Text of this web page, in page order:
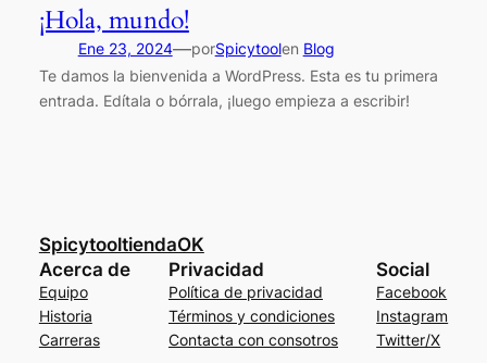
¡Hola, mundo!
Ene 23, 2024—porSpicytoolen Blog
Te damos la bienvenida a WordPress. Esta es tu primera
entrada. Edítala o bórrala, ¡luego empieza a escribir!
SpicytooltiendaOK
Acerca de
Equipo
Historia
Carreras
Privacidad
Política de privacidad
Términos y condiciones
Contacta con consotros
Social
Facebook
Instagram
Twitter/X